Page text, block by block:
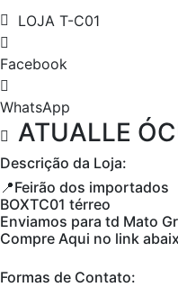
LOJA T-C01
Facebook
WhatsApp
ATUALLE
Descrição da Loja:
📍Feirão dos importados
BOXTC01 térreo
Enviamos para td Mato
Compre Aqui no link
Formas de Contato: